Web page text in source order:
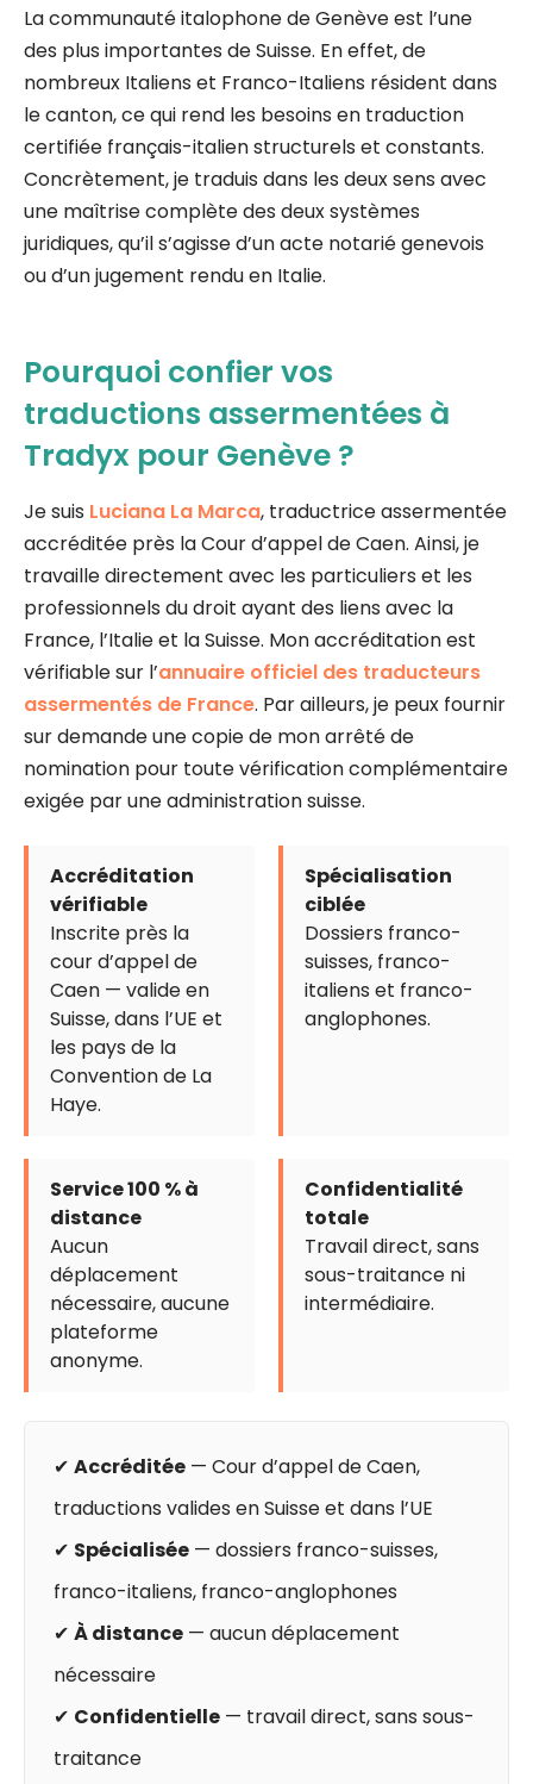
La communauté italophone de Genève est l’une
des plus importantes de Suisse. En effet, de
nombreux Italiens et Franco-Italiens résident dans
le canton, ce qui rend les besoins en traduction
certifiée français-italien structurels et constants.
Concrètement, je traduis dans les deux sens avec
une maîtrise complète des deux systèmes
juridiques, qu’il s’agisse d’un acte notarié genevois
ou d’un jugement rendu en Italie.
Pourquoi confier vos
traductions assermentées à
Tradyx pour Genève ?
Je suis Luciana La Marca, traductrice assermentée
accréditée près la Cour d’appel de Caen. Ainsi, je
travaille directement avec les particuliers et les
professionnels du droit ayant des liens avec la
France, l’Italie et la Suisse. Mon accréditation est
vérifiable sur l’annuaire officiel des traducteurs
assermentés de France. Par ailleurs, je peux fournir
sur demande une copie de mon arrêté de
nomination pour toute vérification complémentaire
exigée par une administration suisse.
Accréditation
vérifiable
Inscrite près la
cour d’appel de
Caen — valide en
Suisse, dans l’UE et
les pays de la
Convention de La
Haye.
Spécialisation
ciblée
Dossiers franco-
suisses, franco-
italiens et franco-
anglophones.
Service 100 % à
distance
Aucun
déplacement
nécessaire, aucune
plateforme
anonyme.
Confidentialité
totale
Travail direct, sans
sous-traitance ni
intermédiaire.
✔ Accréditée — Cour d’appel de Caen,
traductions valides en Suisse et dans l’UE
✔ Spécialisée — dossiers franco-suisses,
franco-italiens, franco-anglophones
✔ À distance — aucun déplacement
nécessaire
✔ Confidentielle — travail direct, sans sous-
traitance